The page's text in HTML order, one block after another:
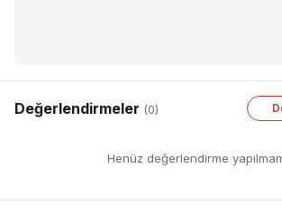
Değerlendirmeler (0)
Henüz değerlendirme